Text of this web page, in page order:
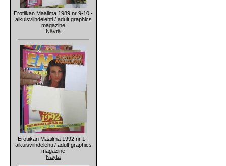
Erotiikan Maailma 1989 nr 9-10 -
aikuisviihdelehti / adult graphics
magazine
Näytä
Erotiikan Maailma 1992 nr 1 -
aikuisviihdelehti / adult graphics
magazine
Näytä